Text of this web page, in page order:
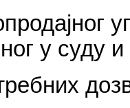
у суду и